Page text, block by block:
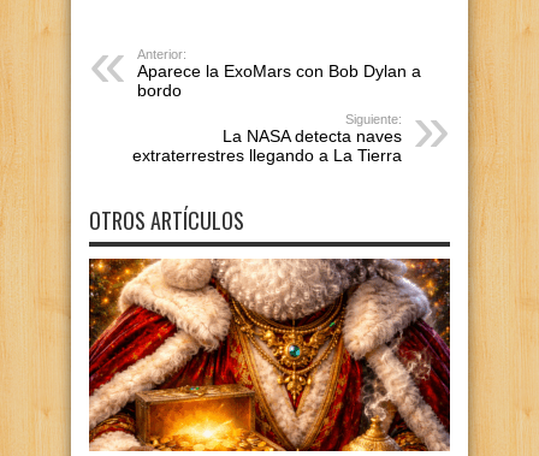
Anterior:
Aparece la ExoMars con Bob Dylan a
bordo
Siguiente:
La NASA detecta naves
extraterrestres llegando a La Tierra
OTROS ARTÍCULOS